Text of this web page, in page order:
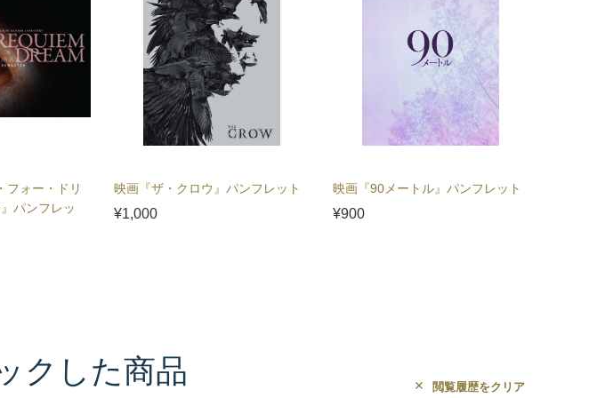
フォー・ドリ
パンフレッ
映画『ザ・クロウ』パンフレット
¥1,000
映画『90メートル』パンフレット
¥900
クした商品 閲覧履歴をクリア